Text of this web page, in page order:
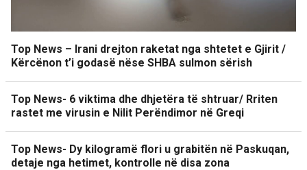
Top News – Irani drejton raketat nga shtetet e Gjirit /
Kërcënon t’i godasë nëse SHBA sulmon sërish
Top News- 6 viktima dhe dhjetëra të shtruar/ Rriten
rastet me virusin e Nilit Perëndimor në Greqi
Top News- Dy kilogramë flori u grabitën në Paskuqan,
detaje nga hetimet, kontrolle në disa zona